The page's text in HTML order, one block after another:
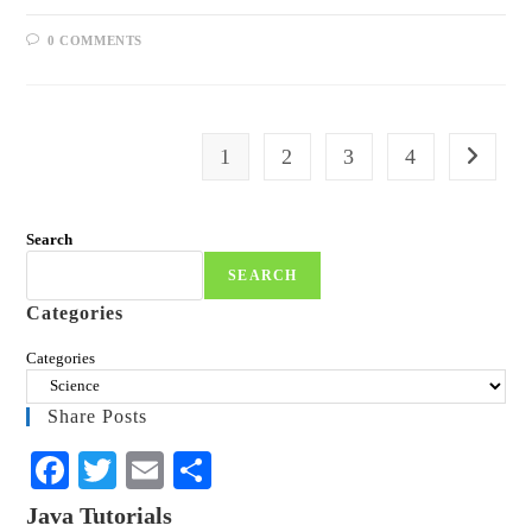
0 COMMENTS
1 2 3 4
Search
SEARCH
Categories
Categories
Share Posts
Fa
ce
T
wi
E
m
Java Tutorials